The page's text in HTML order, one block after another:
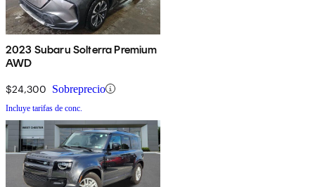
2023 Subaru Solterra Premium
AWD
$24,300 Sobreprecio
Incluye tarifas de conc.